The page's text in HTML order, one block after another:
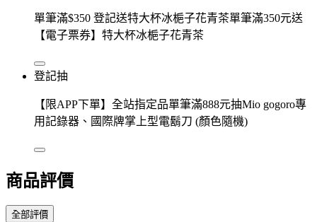
單筆滿$350 登記送特大杯冰梔子花青茶單筆滿350元送
【電子票券】特大杯冰梔子花青茶
登記抽
【限APP下單】全站指定品單筆滿888元抽Mio gogoro專
用記錄器、國際牌掌上型電鬍刀 (顏色隨機)
商品評價
全部評價